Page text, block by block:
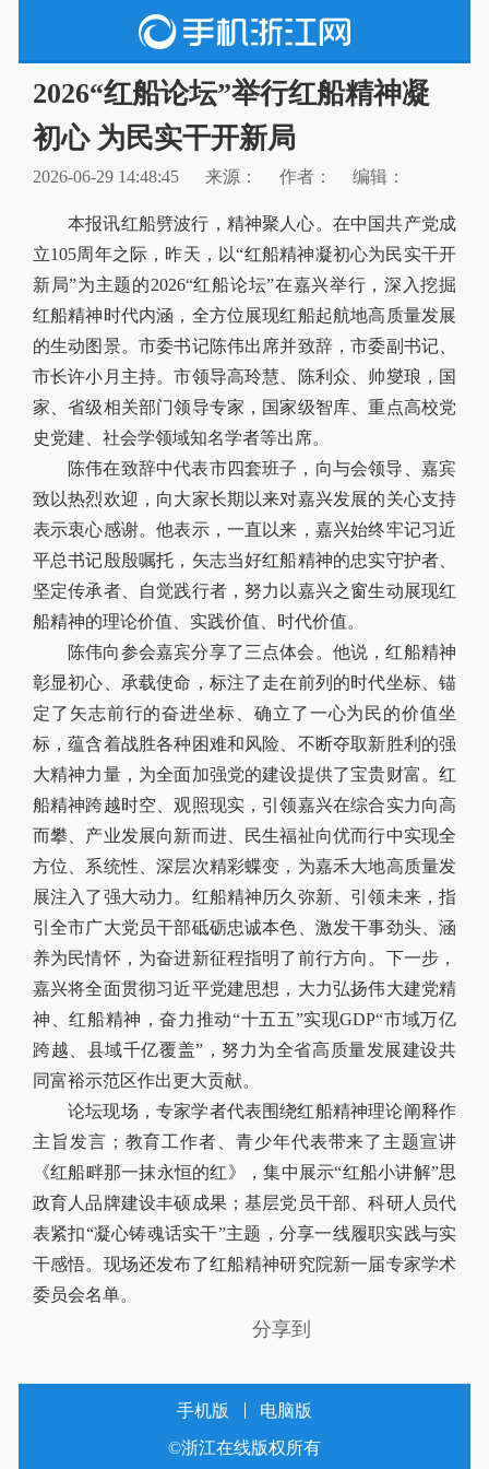
2026“红船论坛”举行红船精神凝
初心 为民实干开新局
2026-06-29 14:48:45 来源： 作者： 编辑：
本报讯红船劈波行，精神聚人心。在中国共产党成
立105周年之际，昨天，以“红船精神凝初心为民实干开
新局”为主题的2026“红船论坛”在嘉兴举行，深入挖掘
红船精神时代内涵，全方位展现红船起航地高质量发展
的生动图景。市委书记陈伟出席并致辞，市委副书记、
市长许小月主持。市领导高玲慧、陈利众、帅燮琅，国
家、省级相关部门领导专家，国家级智库、重点高校党
史党建、社会学领域知名学者等出席。
陈伟在致辞中代表市四套班子，向与会领导、嘉宾
致以热烈欢迎，向大家长期以来对嘉兴发展的关心支持
表示衷心感谢。他表示，一直以来，嘉兴始终牢记习近
平总书记殷殷嘱托，矢志当好红船精神的忠实守护者、
坚定传承者、自觉践行者，努力以嘉兴之窗生动展现红
船精神的理论价值、实践价值、时代价值。
陈伟向参会嘉宾分享了三点体会。他说，红船精神
彰显初心、承载使命，标注了走在前列的时代坐标、锚
定了矢志前行的奋进坐标、确立了一心为民的价值坐
标，蕴含着战胜各种困难和风险、不断夺取新胜利的强
大精神力量，为全面加强党的建设提供了宝贵财富。红
船精神跨越时空、观照现实，引领嘉兴在综合实力向高
而攀、产业发展向新而进、民生福祉向优而行中实现全
方位、系统性、深层次精彩蝶变，为嘉禾大地高质量发
展注入了强大动力。红船精神历久弥新、引领未来，指
引全市广大党员干部砥砺忠诚本色、激发干事劲头、涵
养为民情怀，为奋进新征程指明了前行方向。下一步，
嘉兴将全面贯彻习近平党建思想，大力弘扬伟大建党精
神、红船精神，奋力推动“十五五”实现GDP“市域万亿
跨越、县域千亿覆盖”，努力为全省高质量发展建设共
同富裕示范区作出更大贡献。
论坛现场，专家学者代表围绕红船精神理论阐释作
主旨发言；教育工作者、青少年代表带来了主题宣讲
《红船畔那一抹永恒的红》，集中展示“红船小讲解”思
政育人品牌建设丰硕成果；基层党员干部、科研人员代
表紧扣“凝心铸魂话实干”主题，分享一线履职实践与实
干感悟。现场还发布了红船精神研究院新一届专家学术
委员会名单。
分享到
手机版 电脑版
©浙江在线版权所有